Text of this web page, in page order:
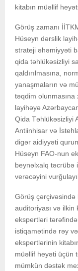
kitabın müəllif
Görüş zamanı
Hüseyn dərslik
strateji əhəmiyyəti
qida təhlükəsizliyi
qaldırılmasına,
yanaşmaların və
təqdim olunmasına
layihəyə
Qida Təhlükəsizliyi
Antiinhisar və
digər aidiyyəti
Hüseyn FAO-nun
beynəlxalq təcrübə
verəcəyini
Görüş çərçivəsində
auditoriyası və ilkin
ekspertləri
istiqamətində rəy
ekspertlərinin
müəllif heyəti üçün
mümkün dəstək